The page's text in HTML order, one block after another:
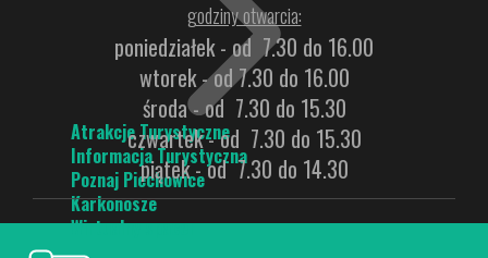
Atrakcje Turystyczne
Informacja Turystyczna
Poznaj Piechowice
Karkonosze
Wirtualny spacer
godziny otwarcia:
poniedziałek - od 7.30 do 16.00
wtorek - od 7.30 do 16.00
środa - od 7.30 do 15.30
czwartek - od 7.30 do 15.30
piątek - od 7.30 do 14.30